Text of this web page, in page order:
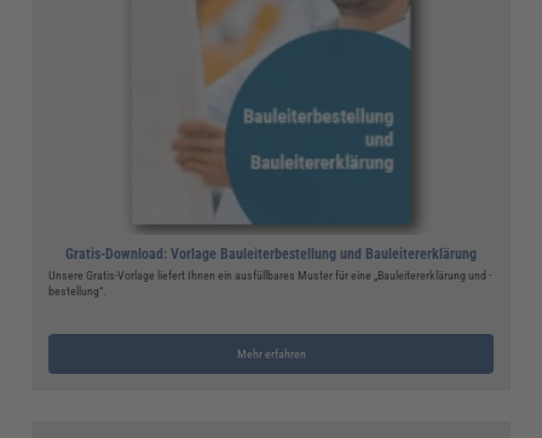
Gratis-Download: Vorlage Bauleiterbestellung und Bauleitererklärung
Unsere Gratis-Vorlage liefert Ihnen ein ausfüllbares Muster für eine „Bauleitererklärung und -
bestellung“.
Mehr erfahren